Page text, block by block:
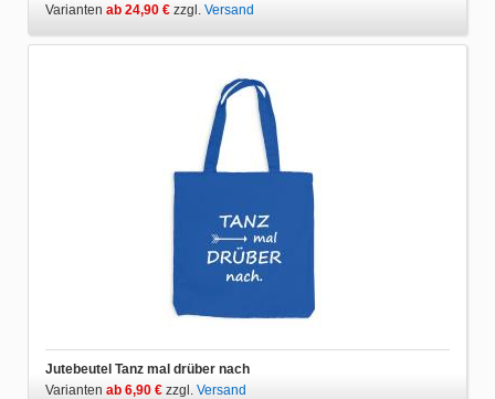
Varianten ab 24,90 € zzgl. Versand
Jutebeutel Tanz mal drüber nach
Varianten ab 6,90 € zzgl. Versand